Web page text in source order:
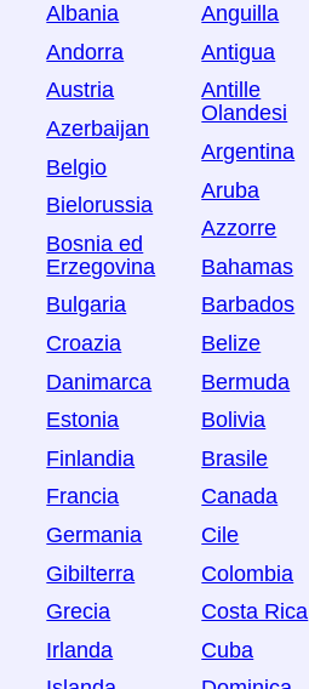
Albania
Andorra
Austria
Azerbaijan
Belgio
Bielorussia
Bosnia ed
Erzegovina
Bulgaria
Croazia
Danimarca
Estonia
Finlandia
Francia
Germania
Gibilterra
Grecia
Irlanda
Anguilla
Antigua
Antille
Olandesi
Argentina
Aruba
Azzorre
Bahamas
Barbados
Belize
Bermuda
Bolivia
Brasile
Canada
Cile
Colombia
Costa Rica
Cuba